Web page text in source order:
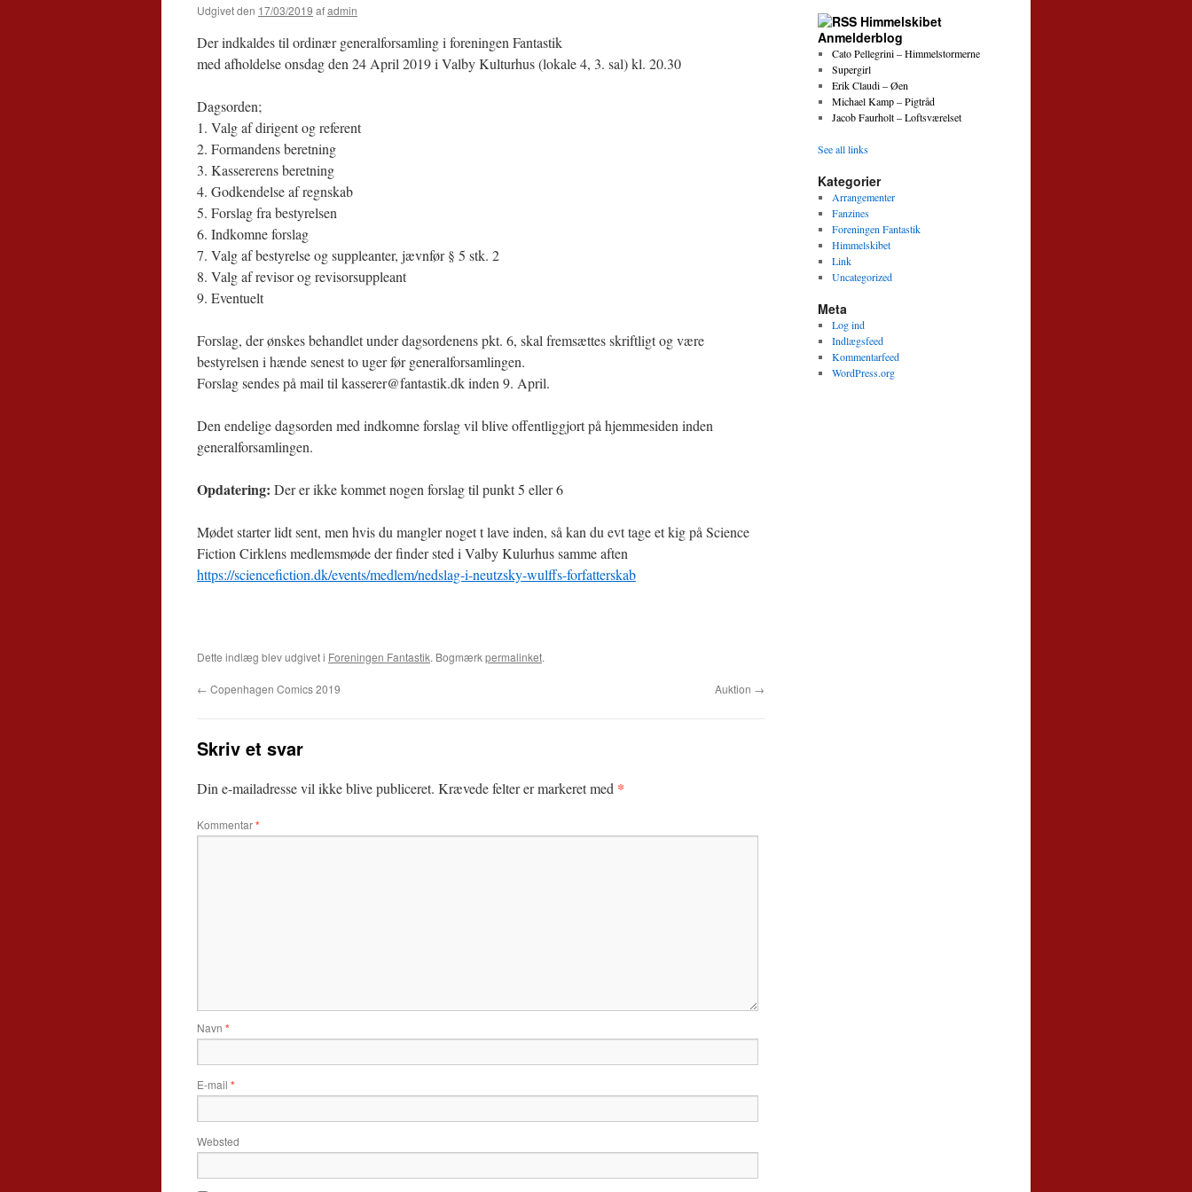
Udgivet den 17/03/2019 afadmin
Der indkaldes til ordinær generalforsamling i foreningen Fantastik
med afholdelse onsdag den 24 April 2019 i Valby Kulturhus (lokale 4, 3. sal) kl. 20.30
Dagsorden;
1. Valg af dirigent og referent
2. Formandens beretning
3. Kassererens beretning
4. Godkendelse af regnskab
5. Forslag fra bestyrelsen
6. Indkomne forslag
7. Valg af bestyrelse og suppleanter, jævnfør § 5 stk. 2
8. Valg af revisor og revisorsuppleant
9. Eventuelt
Forslag, der ønskes behandlet under dagsordenens pkt. 6, skal fremsættes skriftligt og være
bestyrelsen i hænde senest to uger før generalforsamlingen.
Forslag sendes på mail til kasserer@fantastik.dk inden 9. April.
Den endelige dagsorden med indkomne forslag vil blive offentliggjort på hjemmesiden inden
generalforsamlingen.
Opdatering: Der er ikke kommet nogen forslag til punkt 5 eller 6
Mødet starter lidt sent, men hvis du mangler noget t lave inden, så kan du evt tage et kig på Science
Fiction Cirklens medlemsmøde der finder sted i Valby Kulurhus samme aften
https://sciencefiction.dk/events/medlem/nedslag-i-neutzsky-wulffs-forfatterskab
Dette indlæg blev udgivet i Foreningen Fantastik. Bogmærkpermalinket.
← Copenhagen Comics 2019 Auktion →
Skriv et svar
Din e-mailadresse vil ikke blive publiceret. Krævede felter er markeret med *
Kommentar*
Navn *
E-mail *
Websted
Himmelskibet
Anmelderblog
Cato Pellegrini – Himmelstormerne
Supergirl
Erik Claudi – Øen
Michael Kamp – Pigtråd
Jacob Faurholt – Loftsværelset
See all links
Kategorier
Arrangementer
Fanzines
Foreningen Fantastik
Himmelskibet
Link
Uncategorized
Meta
Log ind
Indlægsfeed
Kommentarfeed
WordPress.org